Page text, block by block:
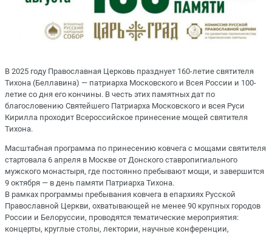
В 2025 году Православная Церковь празднует 160-летие святителя
Тихона (Беллавина) — патриарха Московского и Всея России и 100-
летие со дня его кончины. В честь этих памятных дат по
благословению Святейшего Патриарха Московского и всея Руси
Кирилла проходит Всероссийское принесение мощей святителя
Тихона.
Масштабная программа по принесению ковчега с мощами святителя
стартовала 6 апреля в Москве от Донского ставропигиального
мужского монастыря, где постоянно пребывают мощи, и завершится
9 октября — в день памяти Патриарха Тихона.
В рамках программы пребывания ковчега в епархиях Русской
Православной Церкви, охватывающей не менее 90 крупных городов
России и Белоруссии, проводятся тематические мероприятия:
концерты, круглые столы, лектории, научные конференции,